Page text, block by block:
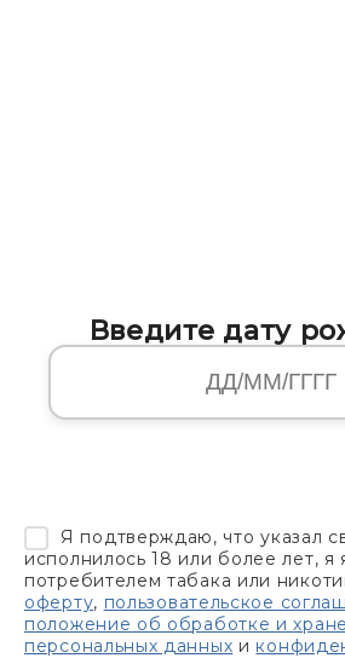
Введите дату
Я подтверждаю, что указал
исполнилось 18 или более лет, я
потребителем табака или
оферту, пользовательское
положение об обработке и
персональных данных и